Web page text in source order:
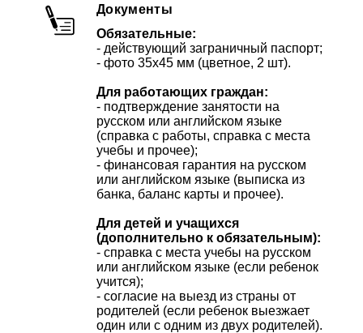
Документы
Обязательные:
- действующий заграничный паспорт;
- фото 35х45 мм (цветное, 2 шт).
Для работающих граждан:
- подтверждение занятости на
русском или английском языке
(справка с работы, справка с места
учебы и прочее);
- финансовая гарантия на русском
или английском языке (выписка из
банка, баланс карты и прочее).
Для детей и учащихся
(дополнительно к обязательным):
- справка с места учебы на русском
или английском языке (если ребенок
учится);
- согласие на выезд из страны от
родителей (если ребенок выезжает
один или с одним из двух родителей).